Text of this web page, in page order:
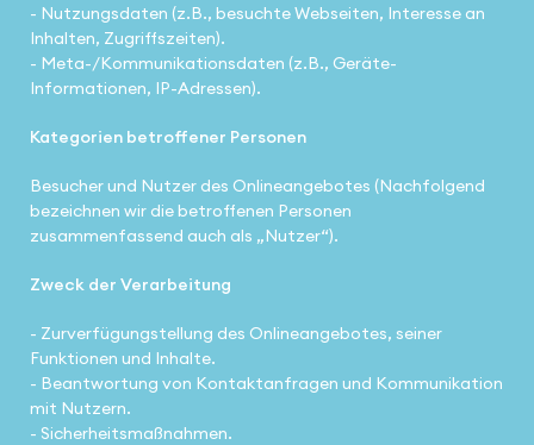
- Nutzungsdaten (z.B., besuchte Webseiten, Interesse an
Inhalten, Zugriffszeiten).
- Meta-/Kommunikationsdaten (z.B., Geräte-
Informationen, IP-Adressen).
Kategorien betroffener Personen
Besucher und Nutzer des Onlineangebotes (Nachfolgend
bezeichnen wir die betroffenen Personen
zusammenfassend auch als „Nutzer“).
Zweck der Verarbeitung
- Zurverfügungstellung des Onlineangebotes, seiner
Funktionen und Inhalte.
- Beantwortung von Kontaktanfragen und Kommunikation
mit Nutzern.
- Sicherheitsmaßnahmen.